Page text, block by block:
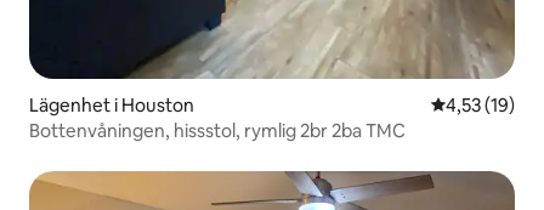
Lägenhet i Houston 4,53 av 5 i
4,53 (19)
Bottenvåningen, hissstol, rymlig 2br 2ba TMC